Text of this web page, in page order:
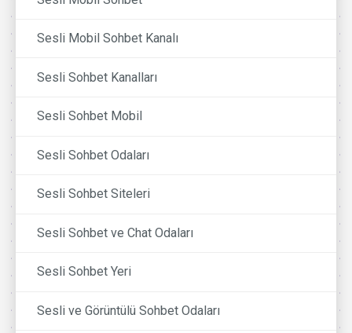
Sesli Mobil Sohbet Kanalı
Sesli Sohbet Kanalları
Sesli Sohbet Mobil
Sesli Sohbet Odaları
Sesli Sohbet Siteleri
Sesli Sohbet ve Chat Odaları
Sesli Sohbet Yeri
Sesli ve Görüntülü Sohbet Odaları